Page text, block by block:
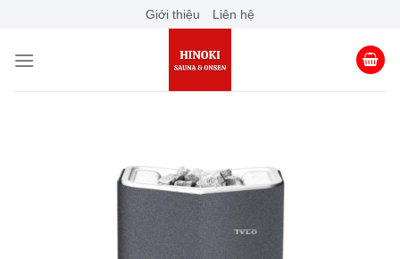
content
Giới thiệu Liên hệ